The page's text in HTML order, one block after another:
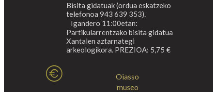
Bisita gidatuak (ordua eskatzeko
telefonoa 943 639 353).
Igandero 11:00etan:
Partikularrentzako bisita gidatua
Xantalen aztarnategi
arkeologikora. PREZIOA: 5,75 €
Oiasso
museo